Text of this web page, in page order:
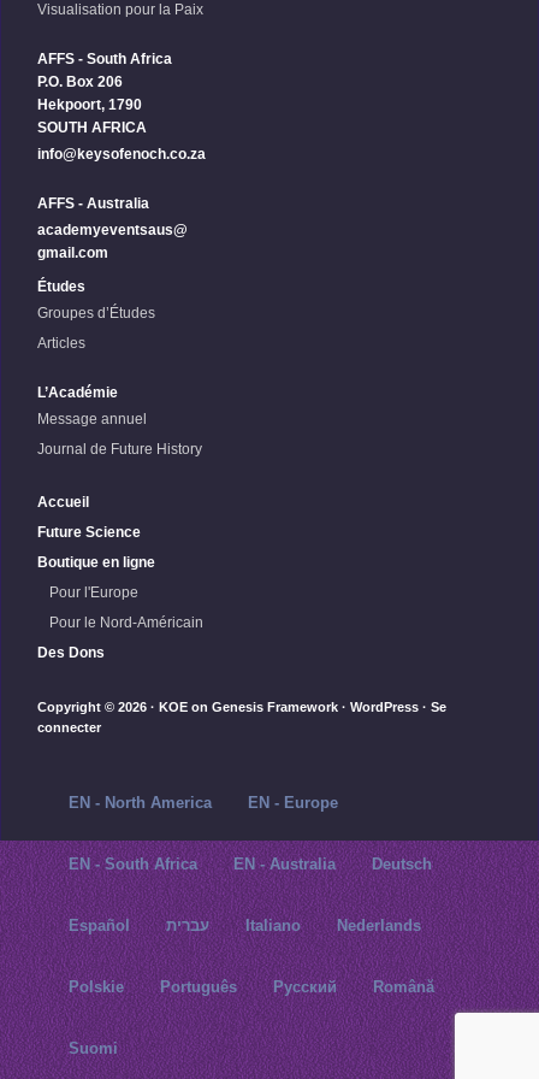
Visualisation pour la Paix
AFFS - South Africa
P.O. Box 206
Hekpoort, 1790
SOUTH AFRICA
info@keysofenoch.co.za
AFFS - Australia
academyeventsaus@
gmail.com
Études
Groupes d’Études
Articles
L’Académie
Message annuel
Journal de Future History
Accueil
Future Science
Boutique en ligne
Pour l'Europe
Pour le Nord-Américain
Des Dons
Copyright © 2026 · KOE on Genesis Framework · WordPress · Se
connecter
EN - North America EN - Europe
EN - South Africa EN - Australia Deutsch
Español עברית Italiano Nederlands
Polskie Português Русский‬ Română
Suomi